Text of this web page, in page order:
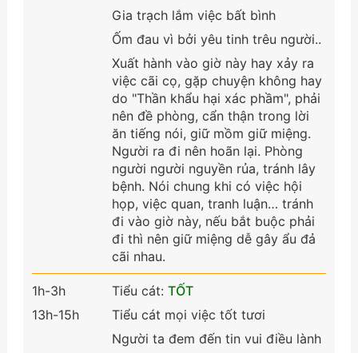
Gia trạch lắm việc bất bình
Ốm đau vì bởi yêu tinh trêu người..
Xuất hành vào giờ này hay xảy ra
việc cãi cọ, gặp chuyện không hay
do "Thần khẩu hại xác phầm", phải
nên đề phòng, cẩn thận trong lời
ăn tiếng nói, giữ mồm giữ miệng.
Người ra đi nên hoãn lại. Phòng
người người nguyền rủa, tránh lây
bệnh. Nói chung khi có việc hội
họp, việc quan, tranh luận… tránh
đi vào giờ này, nếu bắt buộc phải
đi thì nên giữ miệng dễ gây ẩu đả
cãi nhau.
1h-3h
13h-15h
Tiểu cát: TỐT
Tiểu cát mọi việc tốt tươi
Người ta đem đến tin vui điều lành